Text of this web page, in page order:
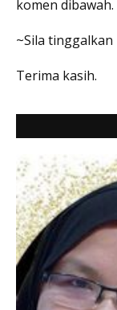
komen dibawah.
~Sila
Terima kasih.